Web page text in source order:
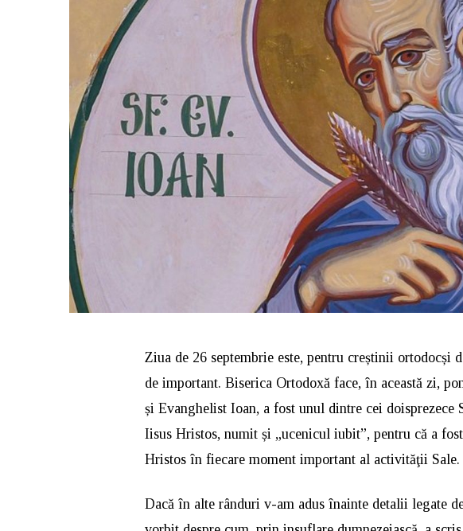
Ziua de 26 septembrie este, pentru creștinii ortodocși
de important. Biserica Ortodoxă face, în această zi,
și Evanghelist Ioan, a fost unul dintre cei
Iisus Hristos, numit și „ucenicul iubit”, pentru că a
Hristos în fiecare moment important al activităţii Sale.
Dacă în alte rânduri v-am adus înainte detalii legate